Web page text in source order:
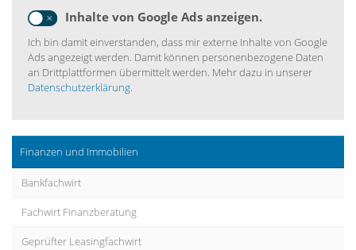
Inhalte von Google Ads anzeigen.
Ich bin damit einverstanden, dass mir externe Inhalte von Google
Ads angezeigt werden. Damit können personenbezogene Daten
an Drittplattformen übermittelt werden. Mehr dazu in unserer
Datenschutzerklärung.
Finanzen und Immobilien
Bankfachwirt
Fachwirt Finanzberatung
Geprüfter Leasingfachwirt